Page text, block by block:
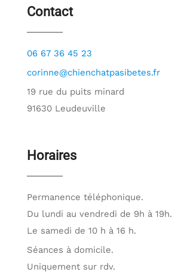
Contact
06 67 36 45 23
corinne@chienchatpasibetes.fr
19 rue du puits minard
91630 Leudeuville
Horaires
Permanence téléphonique.
Du lundi au vendredi de 9h à 19h.
Le samedi de 10 h à 16 h.
Séances à domicile.
Uniquement sur rdv.